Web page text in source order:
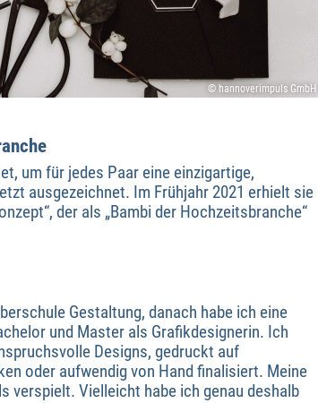
© hannoverimpuls GmbH
um für jedes Paar eine einzigartige,
ausgezeichnet. Im Frühjahr 2021 erhielt sie
der als „Bambi der Hochzeitsbranche“
Gestaltung, danach habe ich eine
und Master als Grafikdesignerin. Ich
Designs, gedruckt auf
oder aufwendig von Hand finalisiert. Meine
verspielt. Vielleicht habe ich genau deshalb